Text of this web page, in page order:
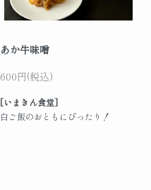
あか牛味噌
600円(税込)
[いまきん食堂]
白ご飯のおともにぴったり！